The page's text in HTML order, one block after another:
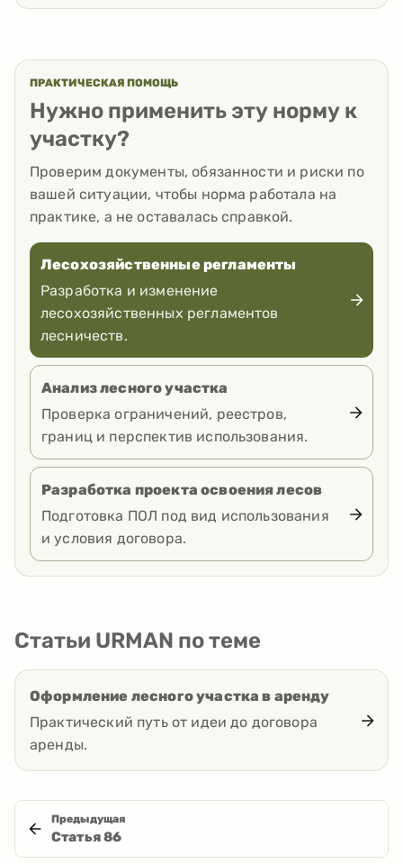
ПРАКТИЧЕСКАЯ ПОМОЩЬ
Нужно применить эту норму к
участку?
Проверим документы, обязанности и риски по
вашей ситуации, чтобы норма работала на
практике, а не оставалась справкой.
Лесохозяйственные регламенты
Разработка и изменение
лесохозяйственных регламентов
лесничеств.
Анализ лесного участка
Проверка ограничений, реестров,
границ и перспектив использования.
Разработка проекта освоения лесов
Подготовка ПОЛ под вид использования
и условия договора.
Статьи URMAN по теме
Оформление лесного участка в аренду
Практический путь от идеи до договора
аренды.
Предыдущая
Статья86